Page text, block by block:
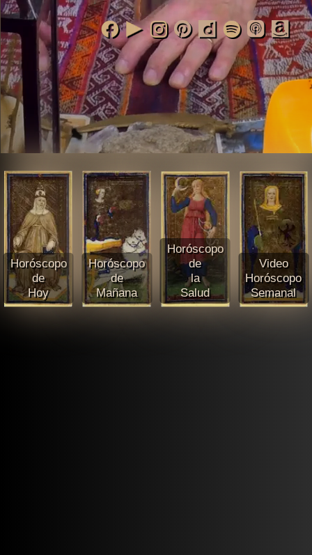
Horóscopo
de
Hoy
Horóscopo
de
Mañana
Horóscopo
de
la
Salud
Video
Horóscopo
Semanal